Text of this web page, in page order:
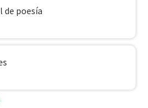
de poesía